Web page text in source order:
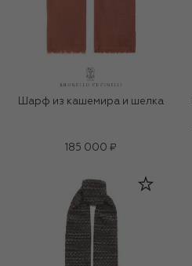
Шарф из кашемира и шелка
185 000 ₽